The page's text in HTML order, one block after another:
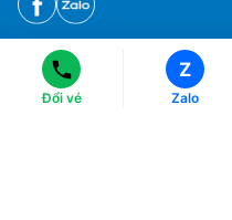
HOTLINE
Tư vấn, Đặt vé máy bay.
Đổi vé
Z
Zalo